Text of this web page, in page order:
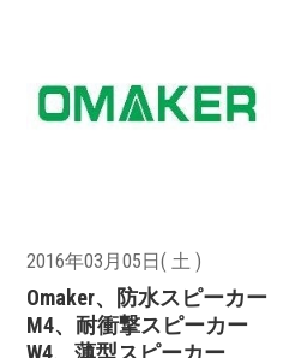
2016年03月05日( 土 )
Omaker、防水スピーカー
M4、耐衝撃スピーカー
W4、薄型スピーカー